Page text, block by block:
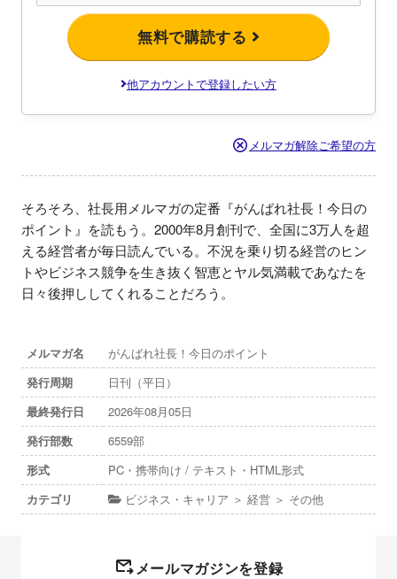
無料で購読する
他アカウントで登録したい方
メルマガ解除ご希望の方
そろそろ、社長用メルマガの定番『がんばれ社長！今日の
ポイント』を読もう。2000年8月創刊で、全国に3万人を超
える経営者が毎日読んでいる。不況を乗り切る経営のヒン
トやビジネス競争を生き抜く智恵とヤル気満載であなたを
日々後押ししてくれることだろう。
メルマガ名
がんばれ社長！今日のポイント
発行周期
日刊（平日）
最終発行日
2026年08月05日
発行部数
6559部
形式
PC・携帯向け / テキスト・HTML形式
カテゴリ
ビジネス・キャリア ＞ 経営 ＞ その他
メールマガジンを登録